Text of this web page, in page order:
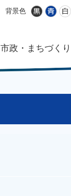
背景色
市政・まちづくり